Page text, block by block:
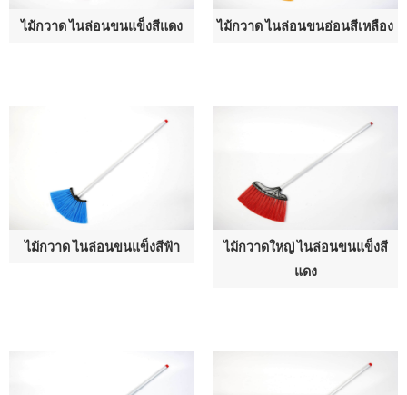
ไม้กวาด ไนล่อนขนแข็งสีแดง ไม้กวาด ไนล่อนขนอ่อนสีเหลือง
ไม้กวาด ไนล่อนขนแข็งสีฟ้า
ไม้กวาดใหญ่ ไนล่อนขนแข็งสี
แดง